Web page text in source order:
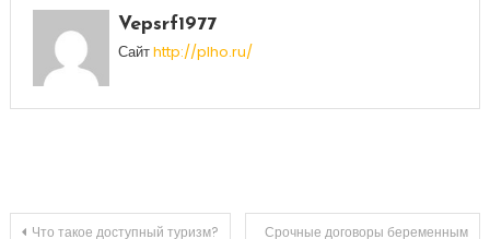
Vepsrf1977
Сайтhttp://plho.ru/
Что такое доступный туризм? Срочные договоры беременным